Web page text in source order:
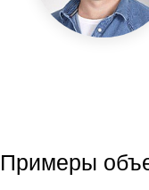
Примеры